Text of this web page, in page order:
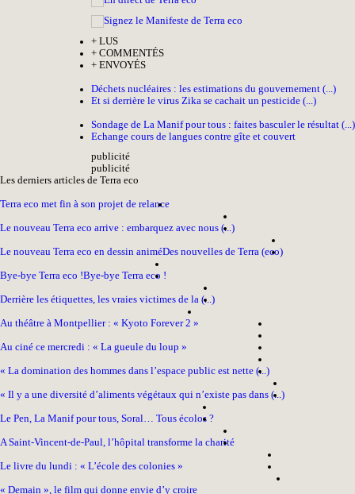
+ LUS
+ COMMENTÉS
+ ENVOYÉS
Déchets nucléaires : les estimations du gouvernement (...)
Et si derrière le virus Zika se cachait un pesticide (...)
Sondage de La Manif pour tous : faites basculer le résultat (...)
Echange cours de langues contre gîte et couvert
publicité
publicité
Les derniers articles de Terra eco
Terra eco met fin à son projet de relance
Le nouveau Terra eco arrive : embarquez avec nous (...)
Le nouveau Terra eco en dessin animéDes nouvelles de Terra (eco)
Bye-bye Terra eco !Bye-bye Terra eco !
Derrière les étiquettes, les vraies victimes de la (...)
Au théâtre à Montpellier : « Kyoto Forever 2 »
Au ciné ce mercredi : « La gueule du loup »
« La domination des hommes dans l’espace public est nette (...)
« Il y a une diversité d’aliments végétaux qui n’existe pas dans (...)
Le Pen, La Manif pour tous, Soral… Tous écolos ?
A Saint-Vincent-de-Paul, l’hôpital transforme la charité
Le livre du lundi : « L’école des colonies »
« Demain », le film qui donne envie d’y croire